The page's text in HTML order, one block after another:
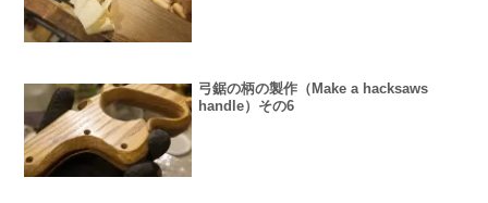
弓鋸の柄の製作（Make a hacksaws
handle）その6